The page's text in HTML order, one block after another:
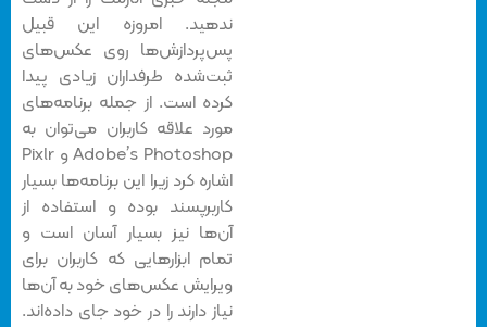
ندهید. امروزه این قبیل
پس‌پردازش‌ها روی عکس‌های
ثبت‌شده طرفداران زیادی پیدا
کرده است. از جمله برنامه‌های
مورد علاقه کاربران می‌توان به
Adobe’s Photoshop و Pixlr
اشاره کرد زیرا این برنامه‌ها بسیار
کاربرپسند بوده و استفاده از
آن‌ها نیز بسیار آسان است و
تمام ابزارهایی که کاربران برای
ویرایش عکس‌های خود به آن‌ها
نیاز دارند را در خود جای داده‌اند.